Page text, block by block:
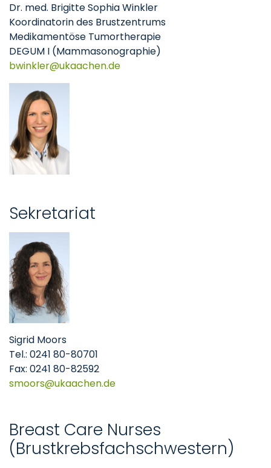
Dr. med. Brigitte Sophia Winkler
Koordinatorin des Brustzentrums
Medikamentöse Tumortherapie
DEGUM I (Mammasonographie)
bwinkler
ukaachende
Sekretariat
Sigrid Moors
Tel.: 0241 80-80701
Fax: 0241 80-82592
smoors
ukaachende
Breast Care Nurses
(Brustkrebsfachschwestern)